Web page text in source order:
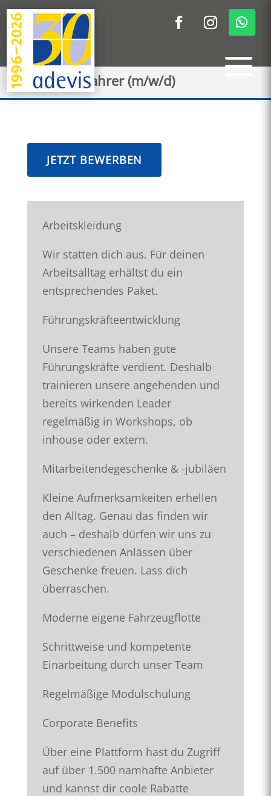
Tankwagenfahrer (m/w/d)
JETZT BEWERBEN
Arbeitskleidung
Wir statten dich aus. Für deinen
Arbeitsalltag erhältst du ein
entsprechendes Paket.
Führungskräfteentwicklung
Unsere Teams haben gute
Führungskräfte verdient. Deshalb
trainieren unsere angehenden und
bereits wirkenden Leader
regelmäßig in Workshops, ob
inhouse oder extern.
Mitarbeitendegeschenke & -jubiläen
Kleine Aufmerksamkeiten erhellen
den Alltag. Genau das finden wir
auch – deshalb dürfen wir uns zu
verschiedenen Anlässen über
Geschenke freuen. Lass dich
überraschen.
Moderne eigene Fahrzeugflotte
Schrittweise und kompetente
Einarbeitung durch unser Team
Regelmäßige Modulschulung
Corporate Benefits
Über eine Plattform hast du Zugriff
auf über 1.500 namhafte Anbieter
und kannst dir coole Rabatte